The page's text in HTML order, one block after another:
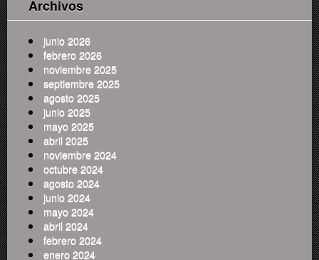
Archivos
junio 2026
febrero 2026
noviembre 2025
septiembre 2025
agosto 2025
junio 2025
mayo 2025
abril 2025
noviembre 2024
octubre 2024
agosto 2024
junio 2024
mayo 2024
abril 2024
febrero 2024
enero 2024